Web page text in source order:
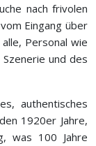
nach frivolen
Eingang über
Personal wie
und des
authentisches
1920er Jahre,
was 100 Jahre